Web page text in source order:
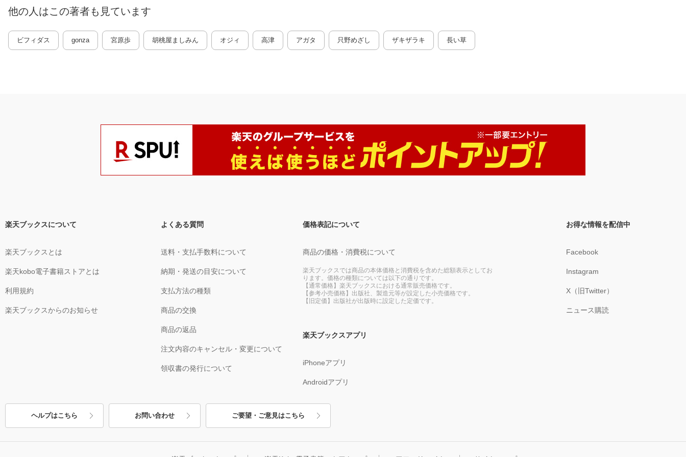
他の人はこの著者も見ています
ビフィダス gonza 宮原歩 胡桃屋ましみん オジィ 高津 アガタ 只野めざし ザキザラキ 長い草
楽天ブックスについて
楽天ブックスとは
楽天kobo電子書籍ストアとは
利用規約
楽天ブックスからのお知らせ
よくある質問
送料・支払手数料について
納期・発送の目安について
支払方法の種類
商品の交換
商品の返品
注文内容のキャンセル・変更について
領収書の発行について
価格表記について
商品の価格・消費税について
楽天ブックスでは商品の本体価格と消費税を含めた総額表示としてお
ります。価格の種類については以下の通りです。
【通常価格】楽天ブックスにおける通常販売価格です。
【参考小売価格】出版社、製造元等が設定した小売価格です。
【旧定価】出版社が出版時に設定した定価です。
楽天ブックスアプリ
iPhoneアプリ
Androidアプリ
お得な情報を配信中
Facebook
Instagram
X（旧Twitter）
ニュース購読
ヘルプはこちら お問い合わせ ご要望・ご意見はこちら